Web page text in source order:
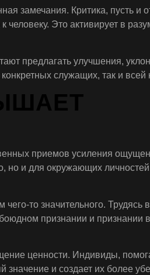
замечания. Критика, пусть и
Это активирует в
предлагать улучшения,
служащих, так и всей
приемов усиления
но и для окружающих
то значительного. Трудясь
признании и признании
ценности. Индивиды,
значение и создает их более